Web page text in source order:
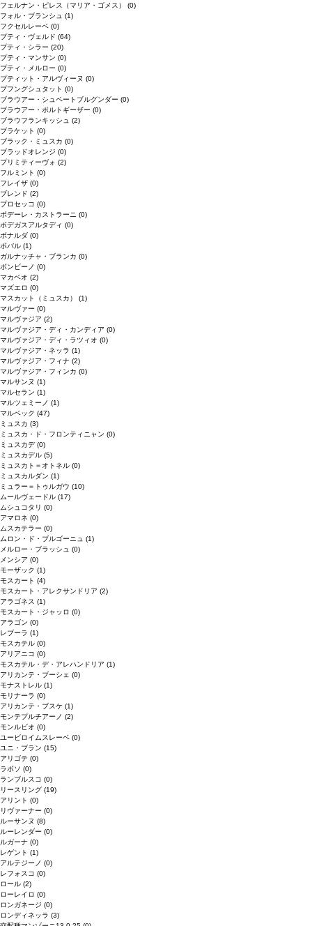
フェルナン・ピレス（マリア・ゴメス） (0)
フォル・ブランシュ (1)
フクセルレーベ (0)
プティ・ヴェルド (64)
プティ・シラー (20)
プティ・マンサン (0)
プティ・メルロー (0)
プティット・アルヴィーヌ (0)
プフングシュタット (0)
ブラウアー・シュペートブルグンダー (0)
ブラウアー・ポルトギーザー (0)
ブラウフランキッシュ (2)
ブラケット (0)
ブラック・ミュスカ (0)
ブラッドオレンジ (0)
プリミティーヴォ (2)
フルミント (0)
フレイザ (0)
ブレンド (2)
プロセッコ (0)
ポデーレ・カストラーニ (0)
ボデガスアルタディ (0)
ボナルダ (0)
ボバル (1)
ガルナッチャ・ブランカ (0)
ボンビーノ (0)
マカベオ (2)
マズエロ (0)
マスカット（ミュスカ） (1)
マルヴァー (0)
マルヴァジア (2)
マルヴァジア・ディ・カンディア (0)
マルヴァジア・ディ・ラツィオ (0)
マルヴァジア・ネッラ (1)
マルヴァジア・フィナ (2)
マルヴァジア・フィンカ (0)
マルサンヌ (1)
マルセラン (1)
マルツェミーノ (1)
マルベック (47)
ミュスカ (3)
ミュスカ・ド・フロンティニャン (0)
ミュスカデ(0)
ミュスカデル (5)
ミュスカト＝オトネル (0)
ミュスカルダン (1)
ミュラー＝トゥルガウ (10)
ムールヴェードル (17)
ムシュコタリ (0)
アマロネ (0)
ムスカテラー (0)
ムロン・ド・ブルゴーニュ (1)
メルロー・ブラッシュ (0)
メンシア (0)
モーザック (1)
モスカート (4)
モスカート・アレクサンドリア (2)
アラゴネス (1)
モスカート・ジャッロ (0)
アラゴン (0)
レブーラ (1)
モスカテル (0)
アリアニコ (0)
モスカテル・デ・アレハンドリア (1)
アリカンテ・ブーシェ (0)
モナストレル (1)
モリナーラ (0)
アリカンテ・ブスケ (1)
モンテプルチアーノ (2)
モンルビオ (0)
ユービロイムスレーベ (0)
ユニ・ブラン (15)
アリゴテ (0)
ラボソ (0)
ランブルスコ (0)
リースリング (19)
アリント (0)
リヴァーナー (0)
ルーサンヌ (8)
ルーレンダー (0)
ルガーナ (0)
レゲント (1)
アルテジーノ (0)
レフォスコ (0)
ロール (2)
ローレイロ (0)
ロンガネージ (0)
ロンディネッラ (3)